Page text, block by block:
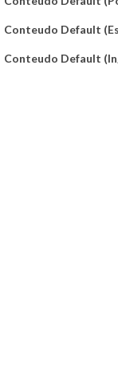
Conteudo Default
Conteudo Default